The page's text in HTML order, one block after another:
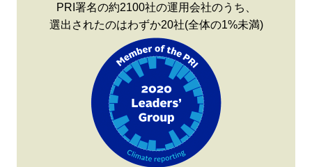
PRI署名の約2100社の運用会社のうち、
選出されたのはわずか20社(全体の1%未満)